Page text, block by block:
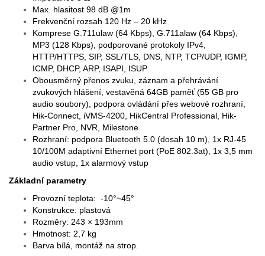
Max. hlasitost 98 dB @1m
Frekvenční rozsah 120 Hz – 20 kHz
Komprese G.711ulaw (64 Kbps), G.711alaw (64 Kbps),
MP3 (128 Kbps), podporované protokoly IPv4,
HTTP/HTTPS, SIP, SSL/TLS, DNS, NTP, TCP/UDP, IGMP,
ICMP, DHCP, ARP, ISAPI, ISUP
Obousměrný přenos zvuku, záznam a přehrávání
zvukových hlášení, vestavěná 64GB paměť (55 GB pro
audio soubory), podpora ovládání přes webové rozhraní,
Hik-Connect, iVMS-4200, HikCentral Professional, Hik-
Partner Pro, NVR, Milestone
Rozhraní: podpora Bluetooth 5.0 (dosah 10 m), 1x RJ-45
10/100M adaptivní Ethernet port (PoE 802.3at), 1x 3,5 mm
audio vstup, 1x alarmový vstup
Základní parametry
Provozní teplota: -10°~45°
Konstrukce: plastová
Rozměry: 243 × 193mm
Hmotnost: 2,7 kg
Barva bílá, montáž na strop.